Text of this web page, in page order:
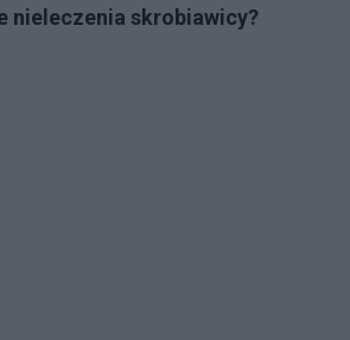
nieleczenia skrobiawicy?